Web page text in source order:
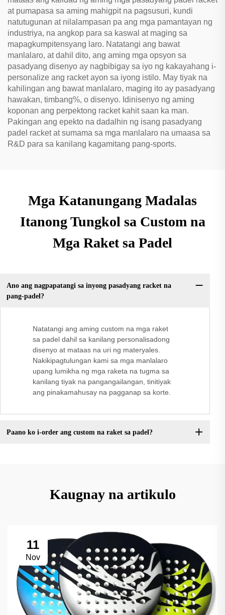
at pumapasa sa aming mahigpit na pagsusuri, kundi
natutugunan at nilalampasan pa ang mga pamantayan ng
industriya, na angkop para sa kaswal at maging sa
mapagkumpitensyang laro. Natatangi ang bawat
manlalaro, at dahil dito, ang aming mga opsyon sa
pasadyang disenyo ay nagbibigay sa iyo ng kakayahang i-
personalize ang racket ayon sa iyong istilo. May tiyak na
kahilingan ang bawat manlalaro, maging ito ay pasadyang
hawakan, timbang%, o disenyo. Idinisenyo ng aming
koponan ang perpektong racket kahit saan ka man.
Pakingan ang epekto na dadalhin ng isang pasadyang
padel racket at sumama sa mga manlalaro na umaasa sa
R&D para sa kanilang kagamitang pang-sports.
Mga Katanungang Madalas
Itanong Tungkol sa Custom na
Mga Raket sa Padel
Ano ang nagpapatangi sa inyong pasadyang racket na
pang-padel?
Natatangi ang aming custom na mga raket
sa padel dahil sa kanilang personalisadong
disenyo at mataas na uri ng materyales.
Nakikipagtulungan kami sa mga manlalaro
upang lumikha ng mga raketa na tugma sa
kanilang tiyak na pangangailangan, tinitiyak
ang pinakamahusay na pagganap sa korte.
Paano ko i-order ang custom na raket sa padel?
Kaugnay na artikulo
11
Nov